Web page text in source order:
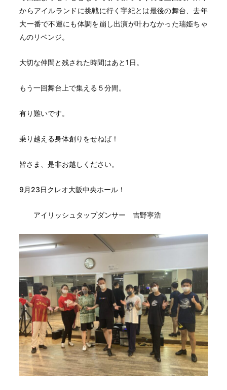
からアイルランドに挑戦に行く宇紀とは最後の舞台、去年
大一番で不運にも体調を崩し出演が叶わなかった瑞姫ちゃ
んのリベンジ。
大切な仲間と残された時間はあと1日。
もう一回舞台上で集える５分間。
有り難いです。
乗り越える身体創りをせねば！
皆さま、是非お越しください。
9月23日クレオ大阪中央ホール！
アイリッシュタップダンサー 吉野寧浩